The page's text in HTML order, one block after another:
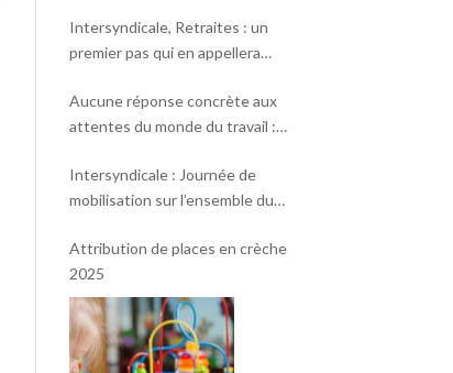
Intersyndicale, Retraites : un
premier pas qui en appellera
Aucune réponse concrète aux
attentes du monde du travail :
mobilisation massive le 2 octobre !
Intersyndicale : Journée de
mobilisation sur l’ensemble du
Attribution de places en crèche
2025